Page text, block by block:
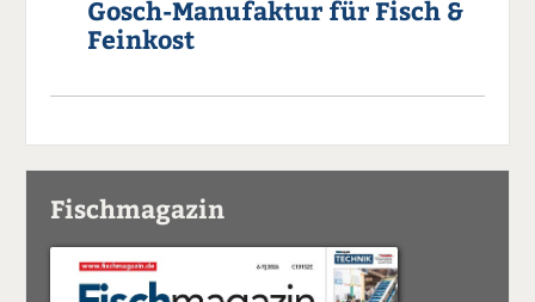
Gosch-Manufaktur für Fisch &
Feinkost
Fischmagazin